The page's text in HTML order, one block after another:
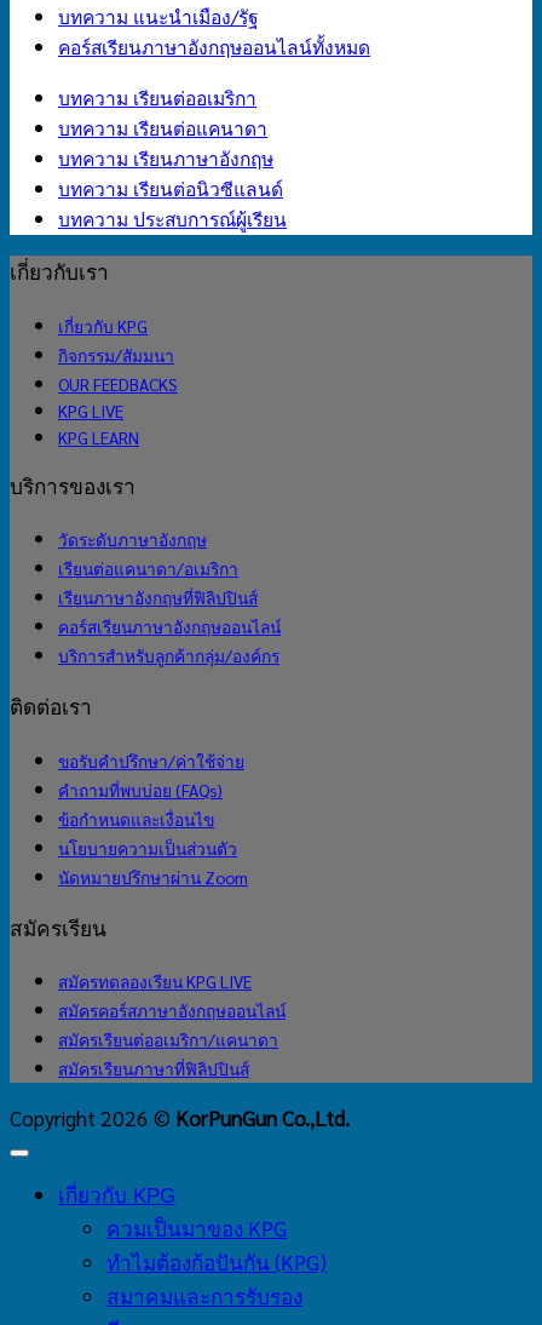
บทความ แนะนำเมือง/รัฐ
คอร์สเรียนภาษาอังกฤษออนไลน์ทั้งหมด
บทความ เรียนต่ออเมริกา
บทความ เรียนต่อแคนาดา
บทความ เรียนภาษาอังกฤษ
บทความ เรียนต่อนิวซีแลนด์
บทความ ประสบการณ์ผู้เรียน
เกี่ยวกับเรา
เกี่ยวกับ KPG
กิจกรรม/สัมมนา
OUR FEEDBACKS
KPG LIVE
KPG LEARN
บริการของเรา
วัดระดับภาษาอังกฤษ
เรียนต่อแคนาดา/อเมริกา
เรียนภาษาอังกฤษที่ฟิลิปปินส์
คอร์สเรียนภาษาอังกฤษออนไลน์
บริการสำหรับลูกค้ากลุ่ม/องค์กร
ติดต่อเรา
ขอรับคำปรึกษา/ค่าใช้จ่าย
คำถามที่พบบ่อย (FAQs)
ข้อกำหนดและเงื่อนไข
นโยบายความเป็นส่วนตัว
นัดหมายปรึกษาผ่าน Zoom
สมัครเรียน
สมัครทดลองเรียน KPG LIVE
สมัครคอร์สภาษาอังกฤษออนไลน์
สมัครเรียนต่ออเมริกา/แคนาดา
สมัครเรียนภาษาที่ฟิลิปปินส์
Copyright 2026 © KorPunGun Co.,Ltd.
เกี่ยวกับ KPG
ควมเป็นมาของ KPG
ทำไมต้องก้อปันกัน (KPG)
สมาคมและการรับรอง